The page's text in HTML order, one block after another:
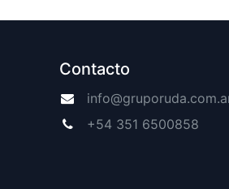
Contacto
+54 351 6500858